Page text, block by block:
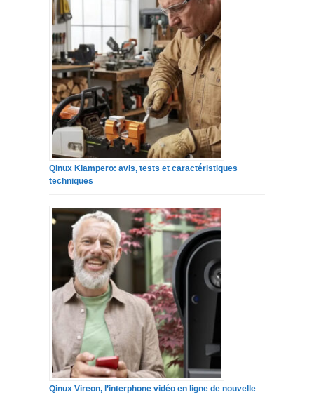
Qinux Klampero: avis, tests et caractéristiques
techniques
Qinux Vireon, l’interphone vidéo en ligne de nouvelle